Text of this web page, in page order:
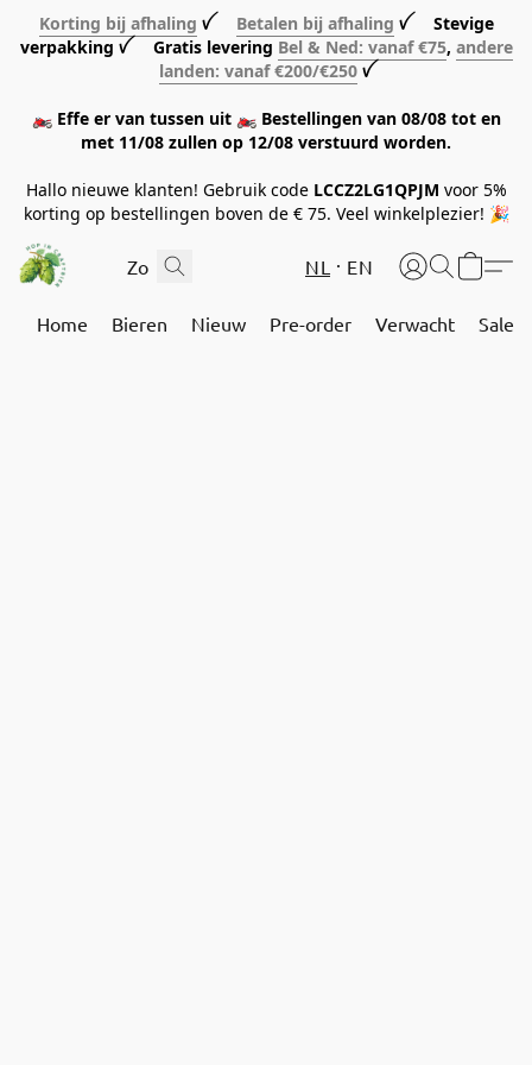
Korting bij afhaling ꪜ Betalen bij afhaling ꪜ Stevige
verpakking ꪜ Gratis levering Bel & Ned: vanaf €75, andere
landen: vanaf €200/€250 ꪜ
🏍️ Effe er van tussen uit 🏍️ Bestellingen van 08/08 tot en
met 11/08 zullen op 12/08 verstuurd worden.
Hallo nieuwe klanten! Gebruik code LCCZ2LG1QPJM voor 5%
korting op bestellingen boven de € 75. Veel winkelplezier! 🎉
NL EN
Home Bieren Nieuw Pre-order Verwacht Sale